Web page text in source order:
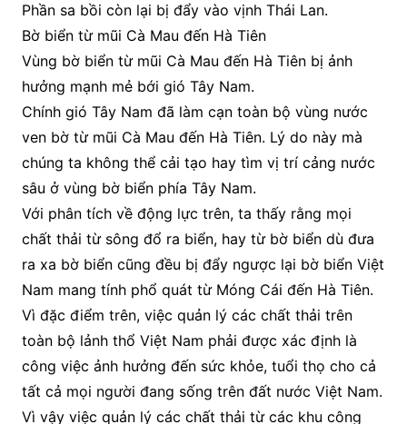
Phần sa bồi còn lại bị đẩy vào vịnh Thái Lan.
Bờ biển từ mũi Cà Mau đến Hà Tiên
Vùng bờ biển từ mũi Cà Mau đến Hà Tiên bị ảnh
hưởng mạnh mẻ bới gió Tây Nam.
Chính gió Tây Nam đã làm cạn toàn bộ vùng nước
ven bờ từ mũi Cà Mau đến Hà Tiên. Lý do này mà
chúng ta không thể cải tạo hay tìm vị trí cảng nước
sâu ở vùng bờ biển phía Tây Nam.
Với phân tích về động lực trên, ta thấy rằng mọi
chất thải từ sông đổ ra biển, hay từ bờ biển dù đưa
ra xa bờ biển cũng đều bị đẩy ngược lại bờ biển Việt
Nam mang tính phổ quát từ Móng Cái đến Hà Tiên.
Vì đặc điểm trên, việc quản lý các chất thải trên
toàn bộ lảnh thổ Việt Nam phải được xác định là
công việc ảnh hưởng đến sức khỏe, tuổi thọ cho cả
tất cả mọi người đang sống trên đất nước Việt Nam.
Vì vậy việc quản lý các chất thải từ các khu công